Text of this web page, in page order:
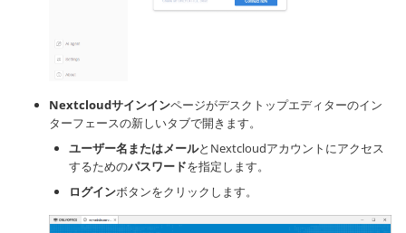
Nextcloudサインインページがデスクトップエディターのイン
ターフェースの新しいタブで開きます。
ユーザー名またはメールとNextcloudアカウントにアクセス
するためのパスワードを指定します。
ログインボタンをクリックします。